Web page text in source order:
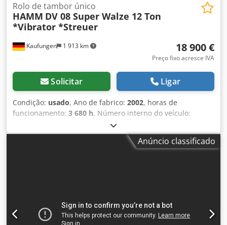
Kaufungen 1 913 km
Rolo de tambor único
HAMM DV 08 Super Walze 12 Ton
*Vibrator *Streuer
18 900 €
Preço fixo acresce IVA
Solicitar Ligar
Condição: usado, Ano de fabrico: 2002, horas de
funcionamento: 3 680 h, Número interno do veículo:
G400103 Disponível imediatamente em nosso pátio em
Kaufungen Mais INFORMAÇÕES em: * Golec
Nutzfahrzeuge GmbH (Alemão, Inglês, Búlgaro, Russo) *
Chodpfx Aioy Ekncorea - Isolamento acústico - Sistema de
pressão e corte de bordas - Roda de corte - Rolo de
Anúncio classificado